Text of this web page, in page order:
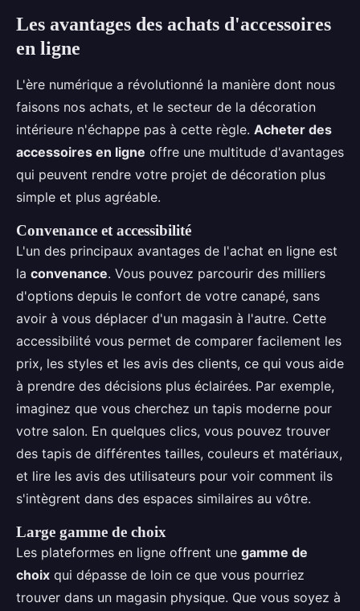
Les avantages des achats d'accessoires
en ligne
L'ère numérique a révolutionné la manière dont nous
faisons nos achats, et le secteur de la décoration
intérieure n'échappe pas à cette règle. Acheter des
accessoires en ligne offre une multitude d'avantages
qui peuvent rendre votre projet de décoration plus
simple et plus agréable.
Convenance et accessibilité
L'un des principaux avantages de l'achat en ligne est
la convenance. Vous pouvez parcourir des milliers
d'options depuis le confort de votre canapé, sans
avoir à vous déplacer d'un magasin à l'autre. Cette
accessibilité vous permet de comparer facilement les
prix, les styles et les avis des clients, ce qui vous aide
à prendre des décisions plus éclairées. Par exemple,
imaginez que vous cherchez un tapis moderne pour
votre salon. En quelques clics, vous pouvez trouver
des tapis de différentes tailles, couleurs et matériaux,
et lire les avis des utilisateurs pour voir comment ils
s'intègrent dans des espaces similaires au vôtre.
Large gamme de choix
Les plateformes en ligne offrent une gamme de
choix qui dépasse de loin ce que vous pourriez
trouver dans un magasin physique. Que vous soyez à